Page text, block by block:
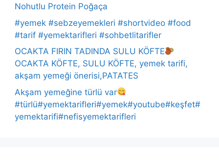
Nohutlu Protein Poğaça
#yemek #sebzeyemekleri #shortvideo #food
#tarif #yemektarifleri #sohbetlitarifler
OCAKTA FIRIN TADINDA SULU KÖFTE
OCAKTA KÖFTE, SULU KÖFTE, yemek tarifi,
akşam yemeği önerisi,PATATES
Akşam yemeğine türlü var
#türlü#yemektarifleri#yemek#youtube#keşfet#
yemektarifi#nefisyemektarifleri